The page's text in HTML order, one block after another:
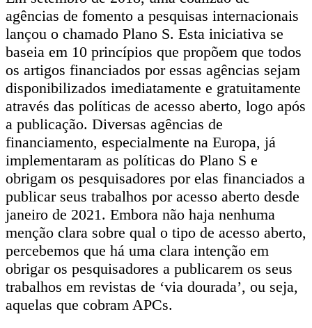
agências de fomento a pesquisas internacionais
lançou o chamado Plano S. Esta iniciativa se
baseia em 10 princípios que propõem que todos
os artigos financiados por essas agências sejam
disponibilizados imediatamente e gratuitamente
através das políticas de acesso aberto, logo após
a publicação. Diversas agências de
financiamento, especialmente na Europa, já
implementaram as políticas do Plano S e
obrigam os pesquisadores por elas financiados a
publicar seus trabalhos por acesso aberto desde
janeiro de 2021. Embora não haja nenhuma
menção clara sobre qual o tipo de acesso aberto,
percebemos que há uma clara intenção em
obrigar os pesquisadores a publicarem os seus
trabalhos em revistas de ‘via dourada’, ou seja,
aquelas que cobram APCs.